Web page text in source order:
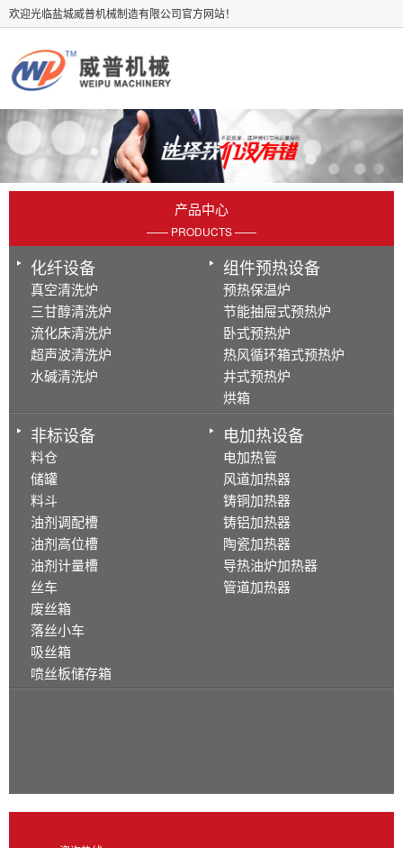
欢迎光临盐城威普机械制造有限公司官方网站！
产品中心
—— PRODUCTS ——
化纤设备
真空清洗炉
三甘醇清洗炉
流化床清洗炉
超声波清洗炉
水碱清洗炉
组件预热设备
预热保温炉
节能抽屉式预热炉
卧式预热炉
热风循环箱式预热炉
井式预热炉
烘箱
非标设备
料仓
储罐
料斗
油剂调配槽
油剂高位槽
油剂计量槽
丝车
废丝箱
落丝小车
吸丝箱
喷丝板储存箱
电加热设备
电加热管
风道加热器
铸铜加热器
铸铝加热器
陶瓷加热器
导热油炉加热器
管道加热器